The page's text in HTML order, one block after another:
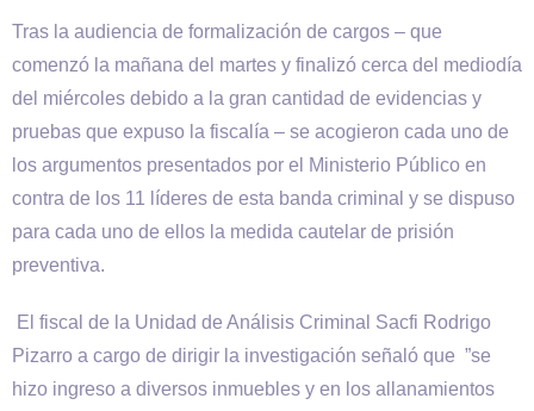
Tras la audiencia de formalización de cargos – que
comenzó la mañana del martes y finalizó cerca del mediodía
del miércoles debido a la gran cantidad de evidencias y
pruebas que expuso la fiscalía – se acogieron cada uno de
los argumentos presentados por el Ministerio Público en
contra de los 11 líderes de esta banda criminal y se dispuso
para cada uno de ellos la medida cautelar de prisión
preventiva.
El fiscal de la Unidad de Análisis Criminal Sacfi Rodrigo
Pizarro a cargo de dirigir la investigación señaló que ”se
hizo ingreso a diversos inmuebles y en los allanamientos